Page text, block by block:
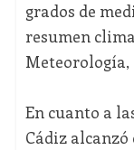
grados de
resumen
Meteorología,
En cuanto a
Cádiz